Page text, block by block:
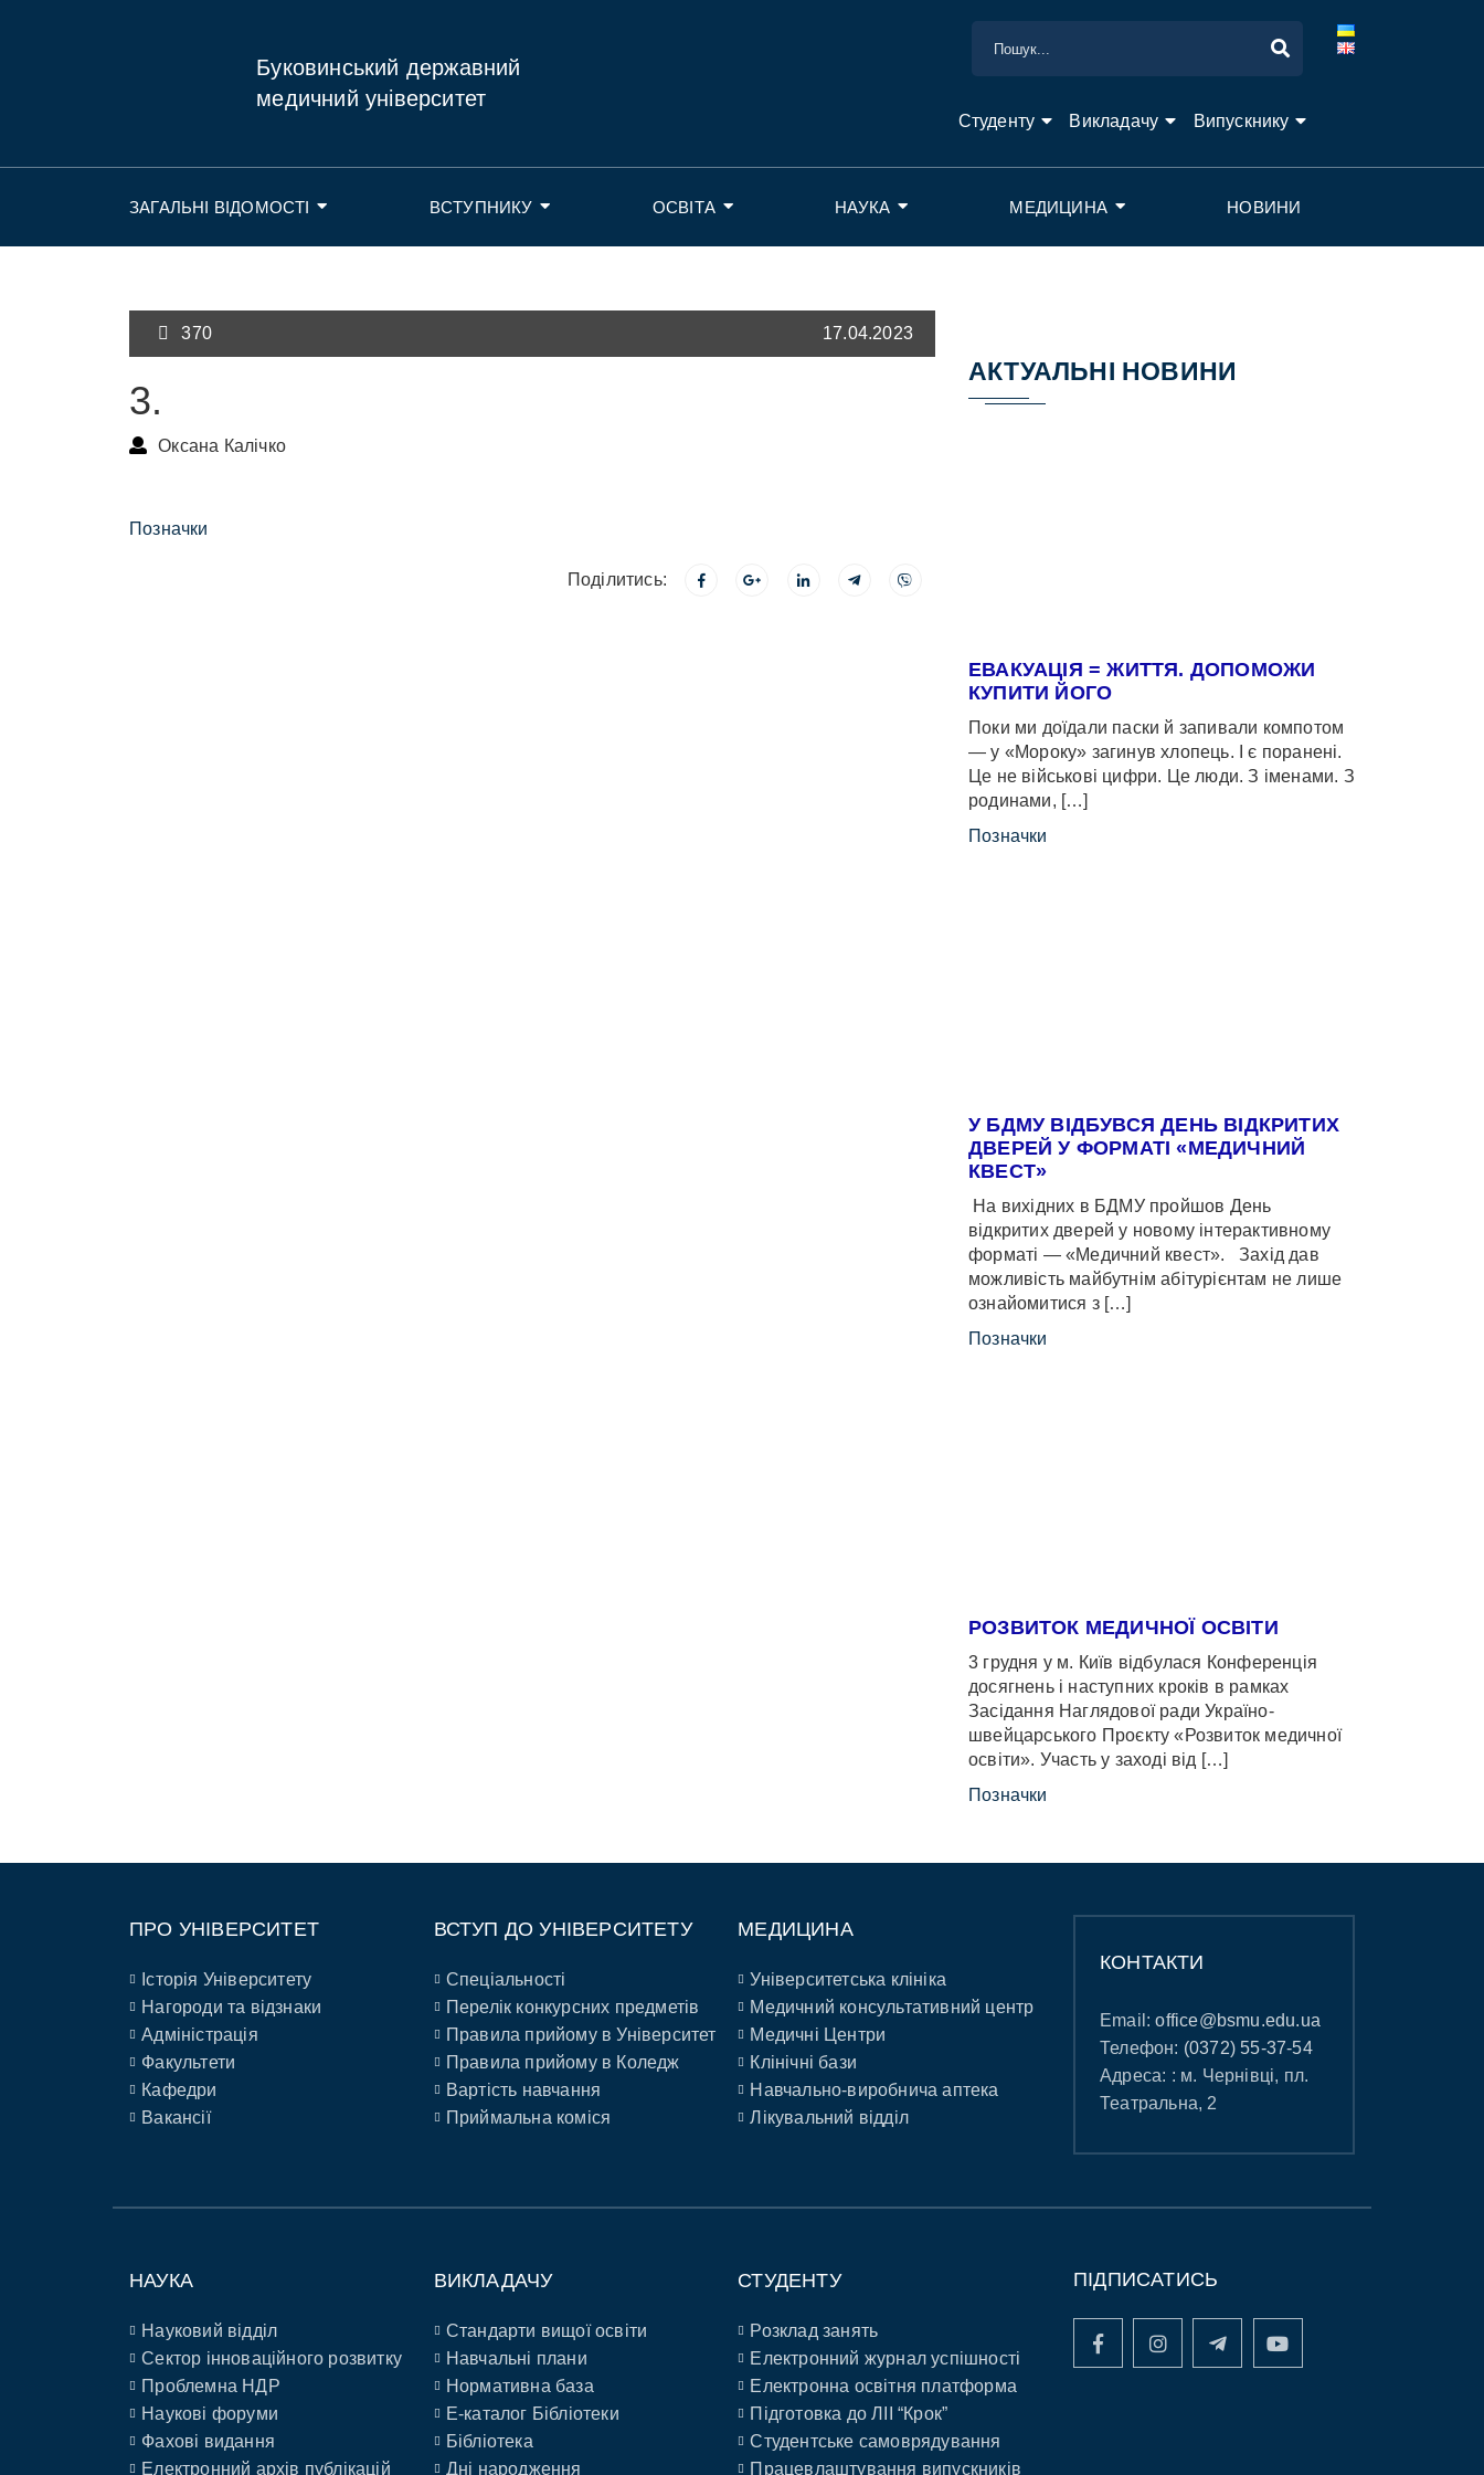
Буковинський державний
медичний університет
Студенту Викладачу Випускнику
ЗАГАЛЬНІ ВІДОМОСТІ ВСТУПНИКУ ОСВІТА НАУКА МЕДИЦИНА НОВИНИ
370 17.04.2023
3.
Оксана Калічко
Позначки
Поділитись:
АКТУАЛЬНІ НОВИНИ
ЕВАКУАЦІЯ = ЖИТТЯ. ДОПОМОЖИ
КУПИТИ ЙОГО
Поки ми доїдали паски й запивали компотом
— у «Мороку» загинув хлопець. І є поранені.
Це не військові цифри. Це люди. З іменами. З
родинами, […]
Позначки
У БДМУ ВІДБУВСЯ ДЕНЬ ВІДКРИТИХ
ДВЕРЕЙ У ФОРМАТІ «МЕДИЧНИЙ
КВЕСТ»
На вихідних в БДМУ пройшов День
відкритих дверей у новому інтерактивному
форматі — «Медичний квест». Захід дав
можливість майбутнім абітурієнтам не лише
ознайомитися з […]
Позначки
РОЗВИТОК МЕДИЧНОЇ ОСВІТИ
3 грудня у м. Київ відбулася Конференція
досягнень і наступних кроків в рамках
Засідання Наглядової ради Україно-
швейцарського Проєкту «Розвиток медичної
освіти». Участь у заході від […]
Позначки
ПРО УНІВЕРСИТЕТ
Історія Університету
Нагороди та відзнаки
Адміністрація
Факультети
Кафедри
Вакансії
ВСТУП ДО УНІВЕРСИТЕТУ
Спеціальності
Перелік конкурсних предметів
Правила прийому в Університет
Правила прийому в Коледж
Вартість навчання
Приймальна коміся
МЕДИЦИНА
Університетська клініка
Медичний консультативний центр
Медичні Центри
Клінічні бази
Навчально-виробнича аптека
Лікувальний відділ
КОНТАКТИ
Email:office@bsmu.edu.ua
Телефон: (0372) 55-37-54
Адреса: : м. Чернівці, пл.
Театральна, 2
НАУКА
Науковий відділ
Сектор інноваційного розвитку
Проблемна НДР
Наукові форуми
Фахові видання
Електронний архів публікацій
ВИКЛАДАЧУ
Стандарти вищої освіти
Навчальні плани
Нормативна база
E-каталог Бібліотеки
Бібліотека
Дні народження
СТУДЕНТУ
Розклад занять
Електронний журнал успішності
Електронна освітня платформа
Підготовка до ЛІІ “Крок”
Студентське самоврядування
Працевлаштування випускників
ПІДПИСАТИСЬ